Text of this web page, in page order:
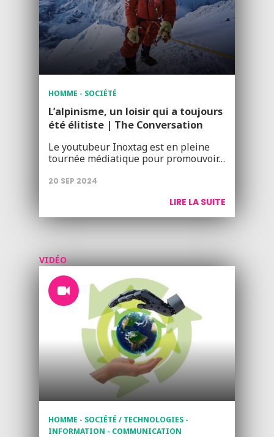
HOMME - SOCIÉTÉ
L’alpinisme, un loisir qui a toujours
été élitiste | The Conversation
Le youtubeur Inoxtag est en pleine
tournée médiatique pour promouvoir…
20 SEP 2024
LIRE LA SUITE
VIDÉO
HOMME - SOCIÉTÉ / TECHNOLOGIES -
INFORMATION - COMMUNICATION